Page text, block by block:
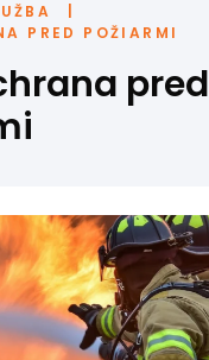
PRED POŽIARMI
pred